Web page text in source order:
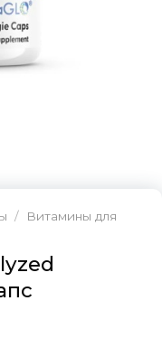
/
Витамины для